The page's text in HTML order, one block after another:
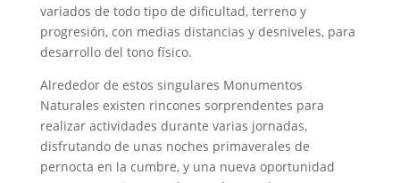
variados de todo tipo de dificultad, terreno y
progresión, con medias distancias y desniveles, para
desarrollo del tono físico.
Alrededor de estos singulares Monumentos
Naturales existen rincones sorprendentes para
realizar actividades durante varias jornadas,
disfrutando de unas noches primaverales de
pernocta en la cumbre, y una nueva oportunidad